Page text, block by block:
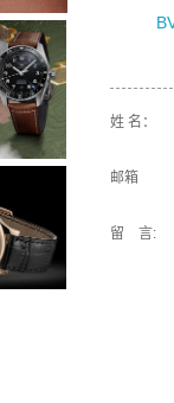
姓 名：
邮箱
留 言: